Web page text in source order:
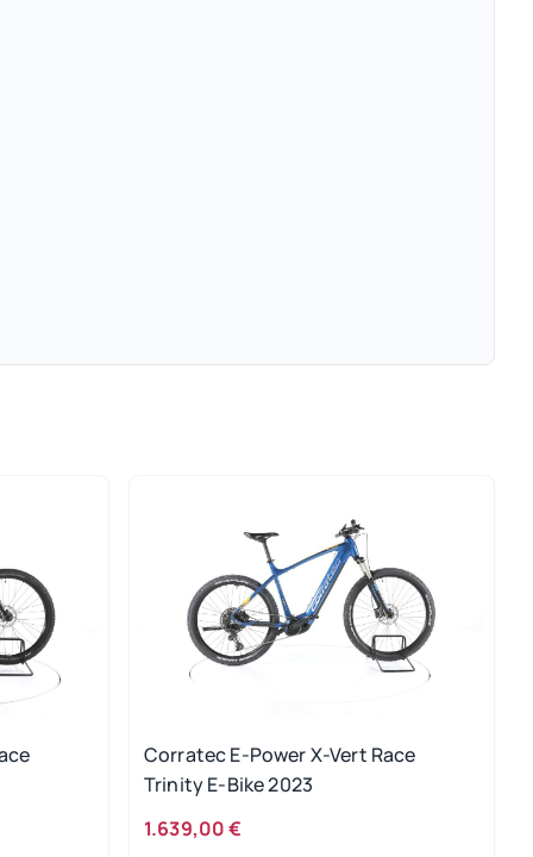
Corratec E-Power X-Vert Race
Trinity E-Bike 2023
1.639,00 €